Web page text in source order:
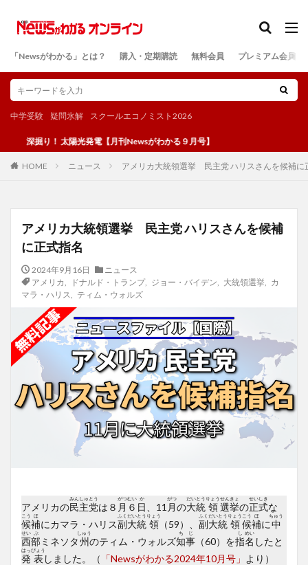
「Newsがわかる」とは？ 購入・定期購読 無料会員 プレミアム会員
中学受験 疑問氷解 スクールエコノミスト2026
り！ 太陽光発電【月刊Newsがわかる９月号】
HOME ニュース アメリカ大統領選挙 民主党 ハリスさんを候補に
アメリカ大統領選挙 民主党 ハリスさんを候補
に正式指名
2024年9月16日
ニュース
アメリカ
ドナルド・トランプ, ジョー・バイデン 大統領選挙
カ
マラ・ハリス
ティム・ウォルズ
アメリカの民
みん
主
しゅ
党
とう
は８ 月
がつ
６
むい
日
か
、11 月
がつ
の大
だい
統
とう
領
りょう
選
せん
挙
きょ
の正
せい
式
しき
な
候
こう
補
ほ
にカマラ・ハリス副
ふく
大
だい
統
とう
領
りょう
（59）、 副
ふく
大
だい
統
とう
領
りょう
候
こう
補
ほ
に中
ちゅう
西
せい
部
ぶ
ミネソタ州
しゅう
のティム・ウォルズ知
ち
事
じ
（60）を指
し
名
めい
したと
発
はっ
表
ぴょう
しました。（ 「Newsがわかる2024年10月号」 より）
検索